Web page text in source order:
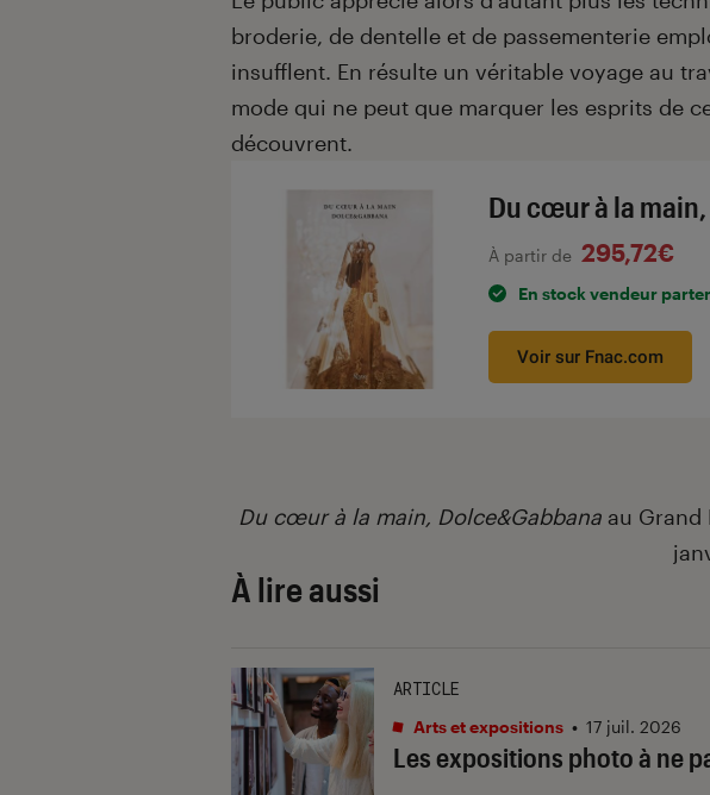
broderie, de dentelle et de passementerie
insufflent. En résulte un véritable voyage au
mode qui ne peut que marquer les esprits de
découvrent.
Du cœur à la
À partir de 295,72€
En stock vendeur
Voir sur Fnac.com
Du cœur à la main, Dolce&Gabbana au Grand
À lire aussi
Les expositions photo à ne
ARTICLE
Arts et expositions • 17 juil. 2026